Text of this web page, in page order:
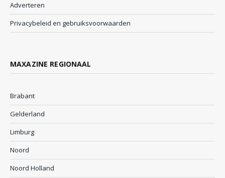
Adverteren
Privacybeleid en gebruiksvoorwaarden
MAXAZINE REGIONAAL
Brabant
Gelderland
Limburg
Noord
Noord Holland